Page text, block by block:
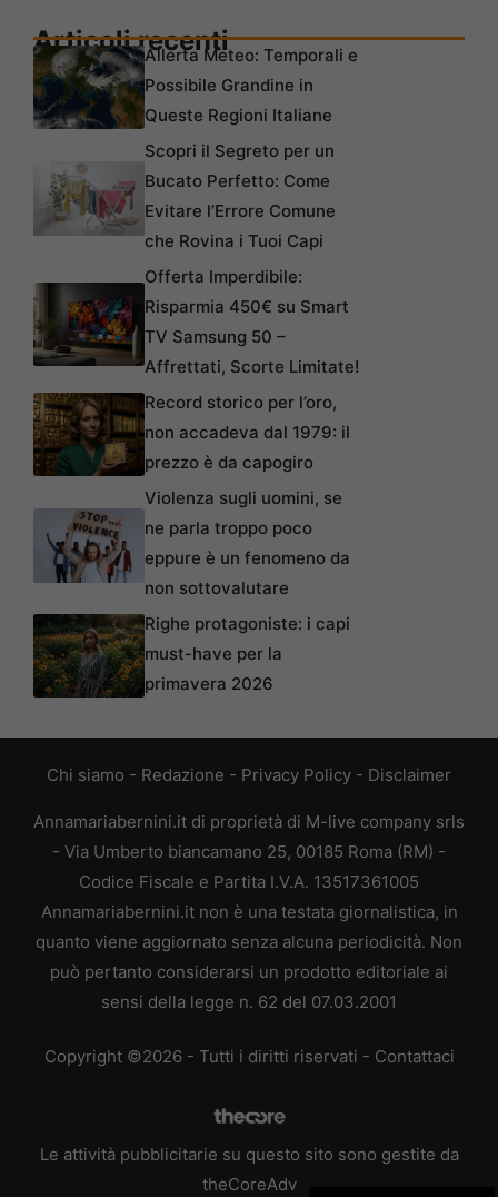
Articoli recentiAllerta Meteo: Temporali e
Possibile Grandine in
Queste Regioni Italiane
Scopri il Segreto per un
Bucato Perfetto: Come
Evitare l’Errore Comune
che Rovina i Tuoi Capi
Offerta Imperdibile:
Risparmia 450€ su Smart
TV Samsung 50 –
Affrettati, Scorte Limitate!
Record storico per l’oro,
non accadeva dal 1979: il
prezzo è da capogiro
Violenza sugli uomini, se
ne parla troppo poco
eppure è un fenomeno da
non sottovalutare
Righe protagoniste: i capi
must-have per la
primavera 2026
Chi siamo - Redazione - Privacy Policy - Disclaimer
Annamariabernini.it di proprietà di M-live company srls
- Via Umberto biancamano 25, 00185 Roma (RM) -
Codice Fiscale e Partita I.V.A. 13517361005
Annamariabernini.it non è una testata giornalistica, in
quanto viene aggiornato senza alcuna periodicità. Non
può pertanto considerarsi un prodotto editoriale ai
sensi della legge n. 62 del 07.03.2001
Copyright ©2026 - Tutti i diritti riservati - Contattaci
Le attività pubblicitarie su questo sito sono gestite da
theCoreAdv